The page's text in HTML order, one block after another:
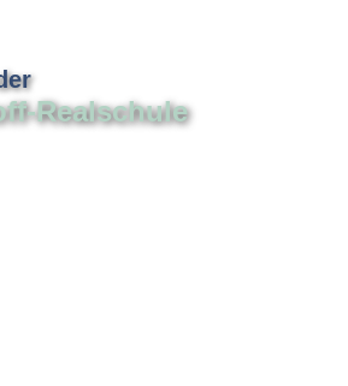
Realschule